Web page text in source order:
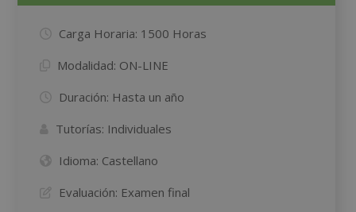
Carga Horaria: 1500 Horas
Modalidad: ON-LINE
Duración: Hasta un año
Tutorías: Individuales
Idioma: Castellano
Evaluación: Examen final